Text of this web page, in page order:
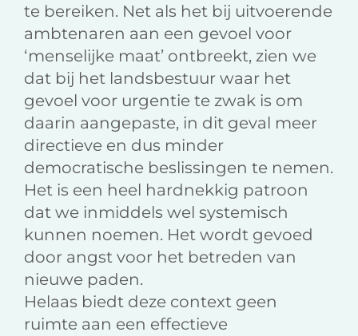
te bereiken. Net als het bij uitvoerende
ambtenaren aan een gevoel voor
‘menselijke maat’ ontbreekt, zien we
dat bij het landsbestuur waar het
gevoel voor urgentie te zwak is om
daarin aangepaste, in dit geval meer
directieve en dus minder
democratische beslissingen te nemen.
Het is een heel hardnekkig patroon
dat we inmiddels wel systemisch
kunnen noemen. Het wordt gevoed
door angst voor het betreden van
nieuwe paden.
Helaas biedt deze context geen
ruimte aan een effectieve